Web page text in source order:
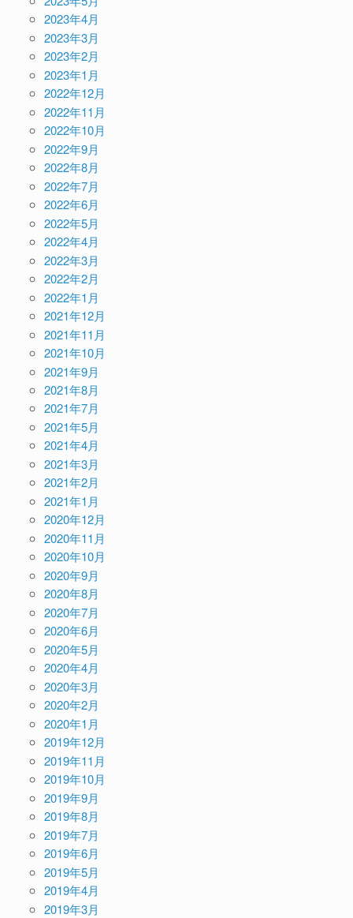
2023年4月
2023年3月
2023年2月
2023年1月
2022年12月
2022年11月
2022年10月
2022年9月
2022年8月
2022年7月
2022年6月
2022年5月
2022年4月
2022年3月
2022年2月
2022年1月
2021年12月
2021年11月
2021年10月
2021年9月
2021年8月
2021年7月
2021年5月
2021年4月
2021年3月
2021年2月
2021年1月
2020年12月
2020年11月
2020年10月
2020年9月
2020年8月
2020年7月
2020年6月
2020年5月
2020年4月
2020年3月
2020年2月
2020年1月
2019年12月
2019年11月
2019年10月
2019年9月
2019年8月
2019年7月
2019年6月
2019年5月
2019年4月
2019年3月